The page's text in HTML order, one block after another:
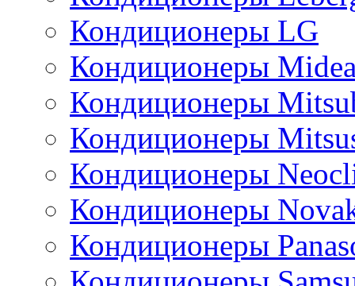
Кондиционеры LG
Кондиционеры
Кондиционеры
Кондиционеры
Кондиционеры
Кондиционеры
Кондиционеры